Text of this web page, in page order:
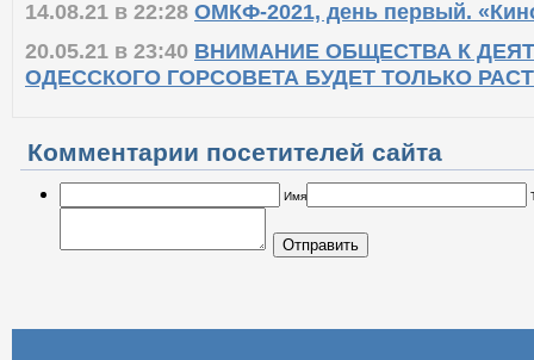
14.08.21 в 22:28 ОМКФ-2021, день первый.
20.05.21 в 23:40 ВНИМАНИЕ ОБЩЕСТВА К
ОДЕССКОГО ГОРСОВЕТА БУДЕТ ТОЛЬКО
Комментарии посетителей сайта
Отправить